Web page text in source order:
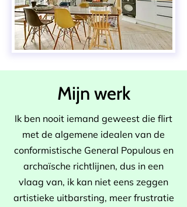
Mijn werk
Ik ben nooit iemand geweest die flirt
met de algemene idealen van de
conformistische General Populous en
archaïsche richtlijnen, dus in een
vlaag van, ik kan niet eens zeggen
artistieke uitbarsting, meer frustratie